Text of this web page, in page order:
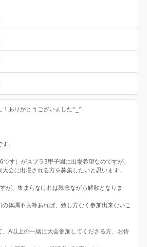
！ありがとうございました^_^
。
す）がスプラ3甲子園に出場希望なのですが、
会に出場される方を募集したいと思います。
が、集まらなければ残念ながら解散となりま
の体調不良等あれば、致し方なく参加出来ないこ
、A以上の一緒に大会参加してくださる方、お待